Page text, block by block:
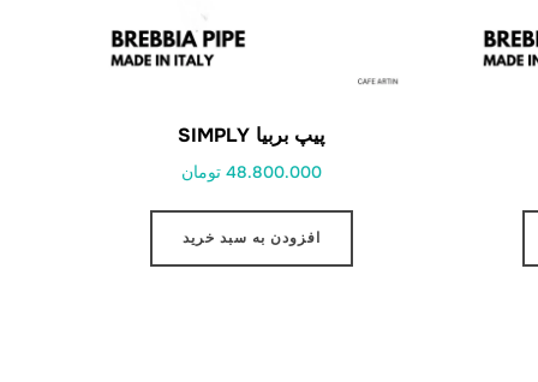
پیپ بربیا SIMPLY
48.800.000 تومان
افزودن به سبد خرید